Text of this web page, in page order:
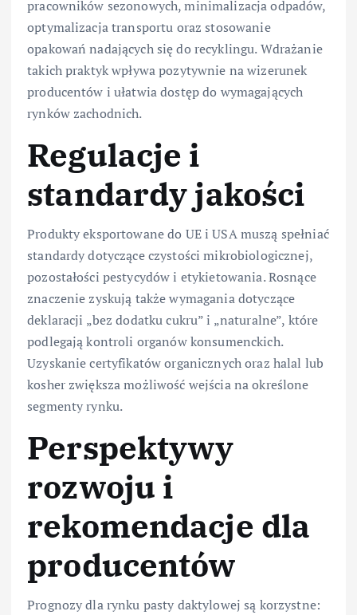
pracowników sezonowych, minimalizacja odpadów,
optymalizacja transportu oraz stosowanie
opakowań nadających się do recyklingu. Wdrażanie
takich praktyk wpływa pozytywnie na wizerunek
producentów i ułatwia dostęp do wymagających
rynków zachodnich.
Regulacje i
standardy jakości
Produkty eksportowane do UE i USA muszą spełniać
standardy dotyczące czystości mikrobiologicznej,
pozostałości pestycydów i etykietowania. Rosnące
znaczenie zyskują także wymagania dotyczące
deklaracji „bez dodatku cukru” i „naturalne”, które
podlegają kontroli organów konsumenckich.
Uzyskanie certyfikatów organicznych oraz halal lub
kosher zwiększa możliwość wejścia na określone
segmenty rynku.
Perspektywy
rozwoju i
rekomendacje dla
producentów
Prognozy dla rynku pasty daktylowej są korzystne: